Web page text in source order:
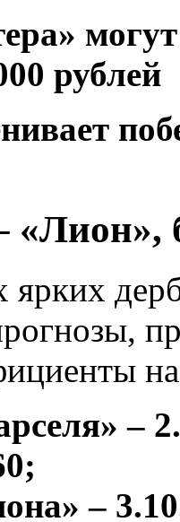
рублей
«Лион»,
на
–
–